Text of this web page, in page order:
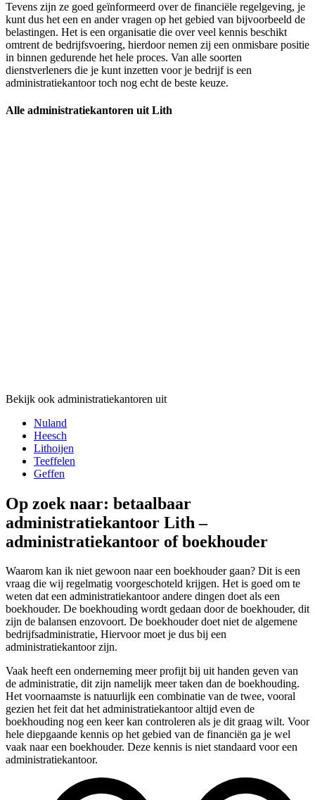
Tevens zijn ze goed geïnformeerd over de financiële regelgeving, je
kunt dus het een en ander vragen op het gebied van bijvoorbeeld de
belastingen. Het is een organisatie die over veel kennis beschikt
omtrent de bedrijfsvoering, hierdoor nemen zij een onmisbare positie
in binnen gedurende het hele proces. Van alle soorten
dienstverleners die je kunt inzetten voor je bedrijf is een
administratiekantoor toch nog echt de beste keuze.
Alle administratiekantoren uit Lith
Bekijk ook administratiekantoren uit
Nuland
Heesch
Lithoijen
Teeffelen
Geffen
Op zoek naar: betaalbaar
administratiekantoor Lith –
administratiekantoor of boekhouder
Waarom kan ik niet gewoon naar een boekhouder gaan? Dit is een
vraag die wij regelmatig voorgeschoteld krijgen. Het is goed om te
weten dat een administratiekantoor andere dingen doet als een
boekhouder. De boekhouding wordt gedaan door de boekhouder, dit
zijn de balansen enzovoort. De boekhouder doet niet de algemene
bedrijfsadministratie, Hiervoor moet je dus bij een
administratiekantoor zijn.
Vaak heeft een onderneming meer profijt bij uit handen geven van
de administratie, dit zijn namelijk meer taken dan de boekhouding.
Het voornaamste is natuurlijk een combinatie van de twee, vooral
gezien het feit dat het administratiekantoor altijd even de
boekhouding nog een keer kan controleren als je dit graag wilt. Voor
hele diepgaande kennis op het gebied van de financiën ga je wel
vaak naar een boekhouder. Deze kennis is niet standaard voor een
administratiekantoor.